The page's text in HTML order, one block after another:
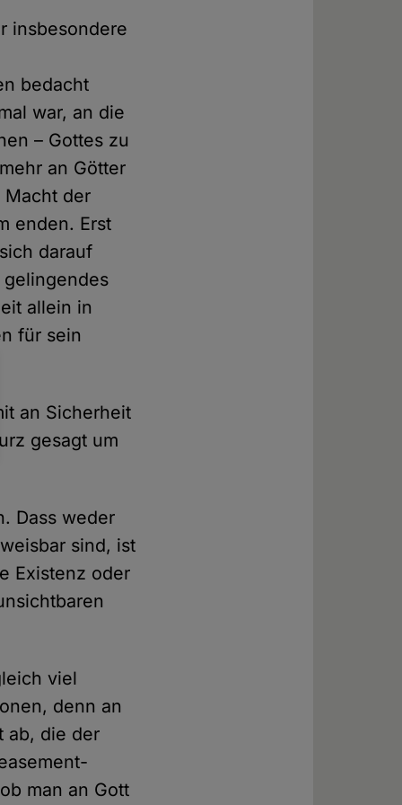
insbesondere
bedacht
war, an die
– Gottes zu
an Götter
der
enden. Erst
darauf
allein in
für sein
an Sicherheit
gesagt um
Dass weder
sind, ist
Existenz oder
viel
denn an
ab, die der
man an Gott